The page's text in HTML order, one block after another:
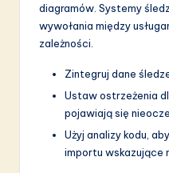
diagramów. Systemy
wywołania między
zależności.
Zintegruj dane
Ustaw ostrzeżenia
pojawiają się
Użyj analizy kodu,
importu wskazujące